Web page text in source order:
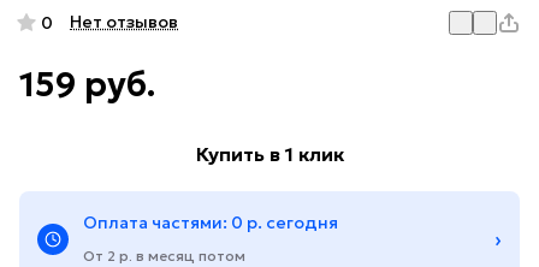
0 Нет отзывов
159 руб.
Купить в 1 клик
Оплата частями: 0 р. сегодня
От 2 р. в месяц потом
›